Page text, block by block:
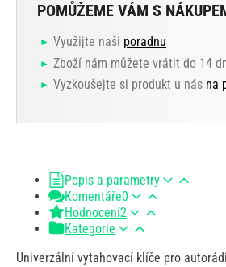
POMŮŽEME VÁM S
Využijte naši poradnu
Zboží nám můžete vrátit do 14
Vyzkoušejte si produkt u nás na
Popis a parametry
Komentáře0
Hodnocení2
Kategorie
Univerzální vytahovací klíče pro